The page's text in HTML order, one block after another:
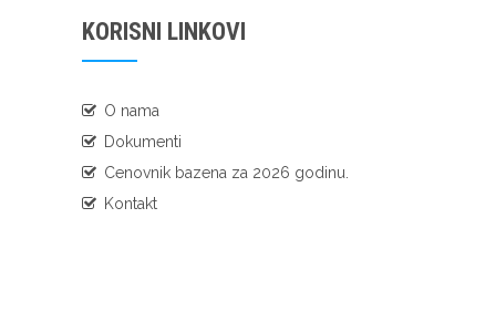
KORISNI LINKOVI
O nama
Dokumenti
Cenovnik bazena za 2026 godinu.
Kontakt